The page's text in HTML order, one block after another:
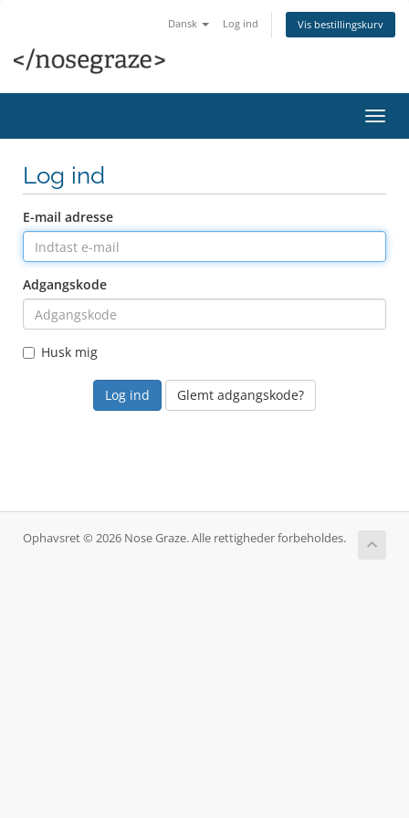
Dansk Log ind Vis bestillingskurv
Skift
Log ind
E-mail adresse
Adgangskode
Husk mig
Glemt adgangskode?
Ophavsret © 2026 Nose Graze. Alle rettigheder forbeholdes.